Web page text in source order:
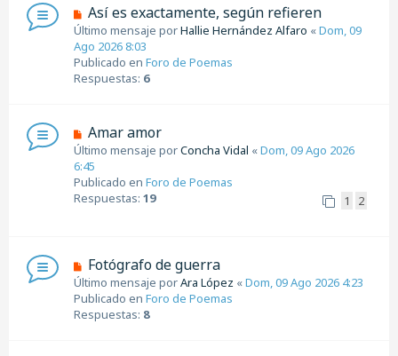
s
a
j
e
N
u
e
v
o
s
a
j
e
Así es exactamente, según refieren
Último mensaje porHallie Hernández Alfaro «Dom, 09
Ago 2026 8:03
Publicado en Foro de Poemas
Respuestas: 6
N
u
e
v
o
s
a
j
e
Amar amor
Último mensaje porConcha Vidal «Dom, 09 Ago 2026
6:45
Publicado en Foro de Poemas
Respuestas: 19 1 2
N
u
e
v
Fotógrafo de guerra
Último mensaje porAra López «Dom, 09 Ago 2026 4:23
Publicado en Foro de Poemas
Respuestas: 8